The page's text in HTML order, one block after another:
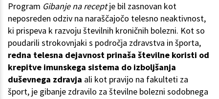
Program Gibanje na receptje bil zasnovan kot
neposreden odziv na naraščajočo telesno neaktivnost,
ki prispeva k razvoju številnih kroničnih bolezni. Kot so
poudarili strokovnjaki s področja zdravstva in športa,
redna telesna dejavnost prinaša številne koristi od
krepitve imunskega sistema do izboljšanja
duševnega zdravja ali kot pravijo na fakulteti za
šport, je gibanje zdravilo za številne bolezni sodobnega